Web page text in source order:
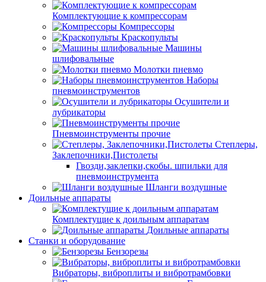
Комплектующие к компрессорам
Компрессоры
Краскопульты
Машины
шлифовальные
Молотки пневмо
Наборы
пневмоинструментов
Осушители и
лубрикаторы
Пневмоинструменты прочие
Степлеры,
Заклепочники,Пистолеты
Гвозди,заклепки,скобы. шпильки для
пневмоинструмента
Шланги воздушные
Доильные аппараты
Комплектущие к доильным аппаратам
Доильные аппараты
Станки и оборудование
Бензорезы
Вибраторы, виброплиты и вибротрамбовки